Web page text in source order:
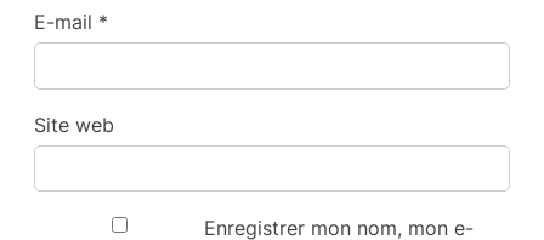
E-mail *
Site web
Enregistrer mon nom, mon e-